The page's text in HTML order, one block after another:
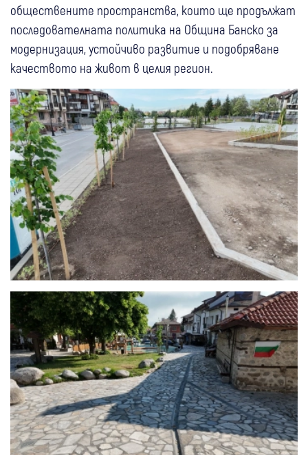
обществените пространства, които ще продължат
последователната политика на Община Банско за
модернизация, устойчиво развитие и подобряване
качеството на живот в целия регион.